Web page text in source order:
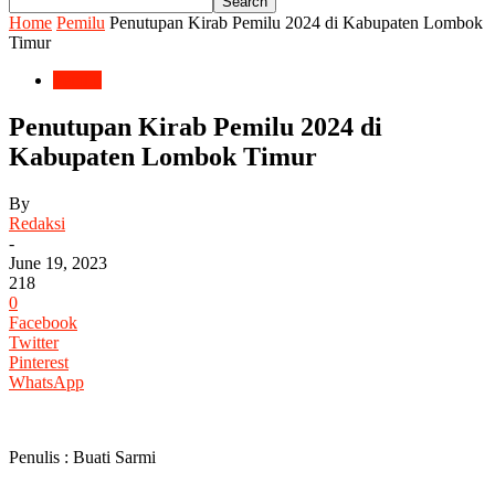
Home Pemilu Penutupan Kirab Pemilu 2024 di Kabupaten Lombok
Timur
Penutupan Kirab Pemilu 2024 di
Kabupaten Lombok Timur
By
Redaksi
-
June 19, 2023
218
0
Facebook
Twitter
Pinterest
WhatsApp
Penulis : Buati Sarmi